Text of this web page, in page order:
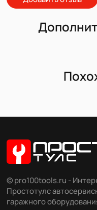
© pro100tools.ru -
Простотулс
гаражного